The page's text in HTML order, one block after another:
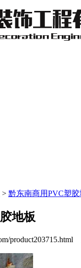
> 黔东南商用PVC塑胶
地板
product203715.html